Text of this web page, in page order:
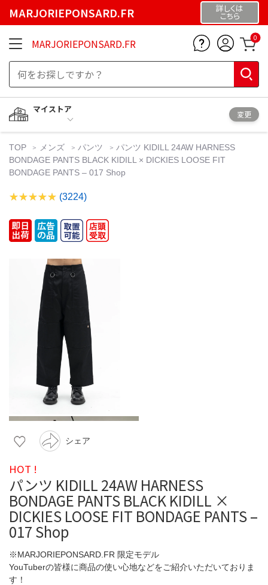
MARJORIEPONSARD.FR 詳しくは
こちら
MARJORIEPONSARD.FR 0
マイストア
変更
TOP メンズ パンツ
パンツ KIDILL 24AW HARNESS
BONDAGE PANTS BLACK KIDILL × DICKIES LOOSE FIT
BONDAGE PANTS – 017 Shop
(3224)
シェア
HOT !
パンツ KIDILL 24AW HARNESS
BONDAGE PANTS BLACK KIDILL ×
DICKIES LOOSE FIT BONDAGE PANTS –
017 Shop
※MARJORIEPONSARD.FR 限定モデル
YouTuberの皆様に商品の使い心地などをご紹介いただいておりま
す！